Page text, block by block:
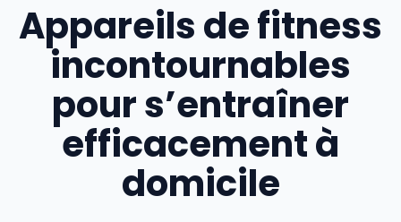
Appareils de fitness
incontournables
pour s’entraîner
efficacement à
domicile